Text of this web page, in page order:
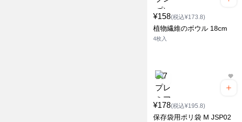
¥158(税込¥173.8)
植物繊維のボウル 18cm
4枚入
¥178(税込¥195.8)
保存袋用ポリ袋 M JSP02